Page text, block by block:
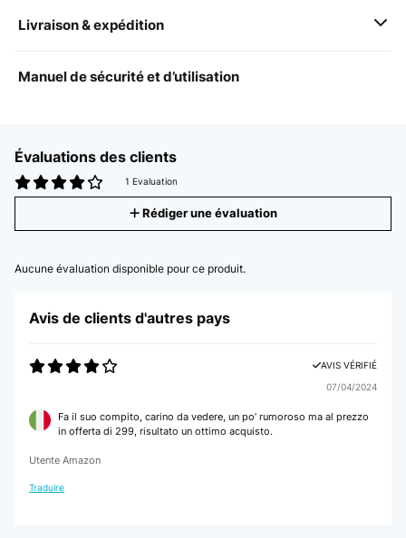
Livraison & expédition
Manuel de sécurité et d’utilisation
Évaluations des clients
1 Evaluation
Rédiger une évaluation
Aucune évaluation disponible pour ce produit.
Avis de clients d'autres pays
AVIS VÉRIFIÉ
07/04/2024
Fa il suo compito, carino da vedere, un po’ rumoroso ma al prezzo
in offerta di 299, risultato un ottimo acquisto.
Utente Amazon
Traduire